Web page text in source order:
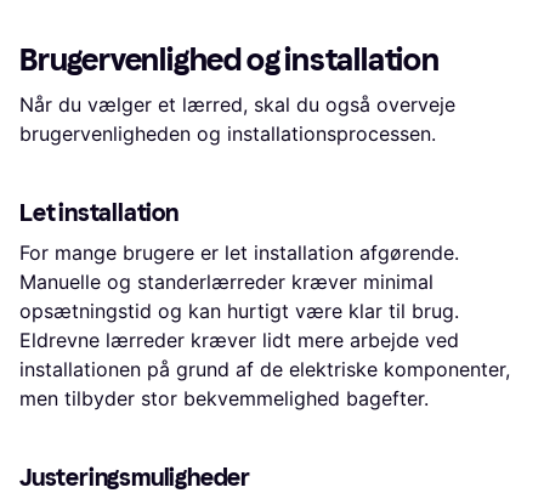
Brugervenlighed og installation
Når du vælger et lærred, skal du også overveje
brugervenligheden og installationsprocessen.
Let installation
For mange brugere er let installation afgørende.
Manuelle og standerlærreder kræver minimal
opsætningstid og kan hurtigt være klar til brug.
Eldrevne lærreder kræver lidt mere arbejde ved
installationen på grund af de elektriske komponenter,
men tilbyder stor bekvemmelighed bagefter.
Justeringsmuligheder